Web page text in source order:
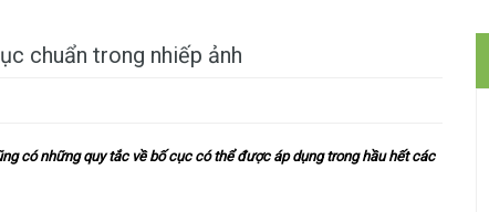
chuẩn trong nhiếp ảnh
có những quy tắc về bố cục có thể được áp dụng trong hầu hết các